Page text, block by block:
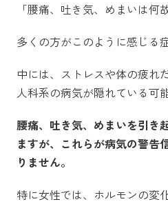
「腰痛、吐き気、めまいは何
多くの方がこのように感じる
中には、ストレスや体の疲れ
人科系の病気が隠れている可
腰痛、吐き気、めまいを引き
ますが、これらが病気の警告
りません。
特に女性では、ホルモンの変